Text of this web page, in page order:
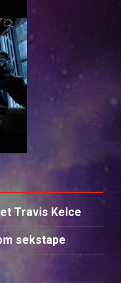
Travis Kelce
sekstape